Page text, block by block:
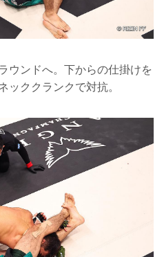
ウンドへ。下からの仕掛けを
ッククランクで対抗。